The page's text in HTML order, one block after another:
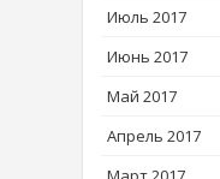
Июль 2017
Июнь 2017
Май 2017
Апрель 2017